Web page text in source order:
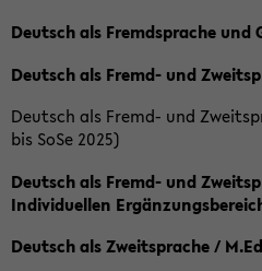
Deutsch als Fremdsprache und
Deutsch als Fremd- und
Deutsch als Fremd- und
bis SoSe 2025)
Deutsch als Fremd- und
Individuellen
Deutsch als Zweitsprache /